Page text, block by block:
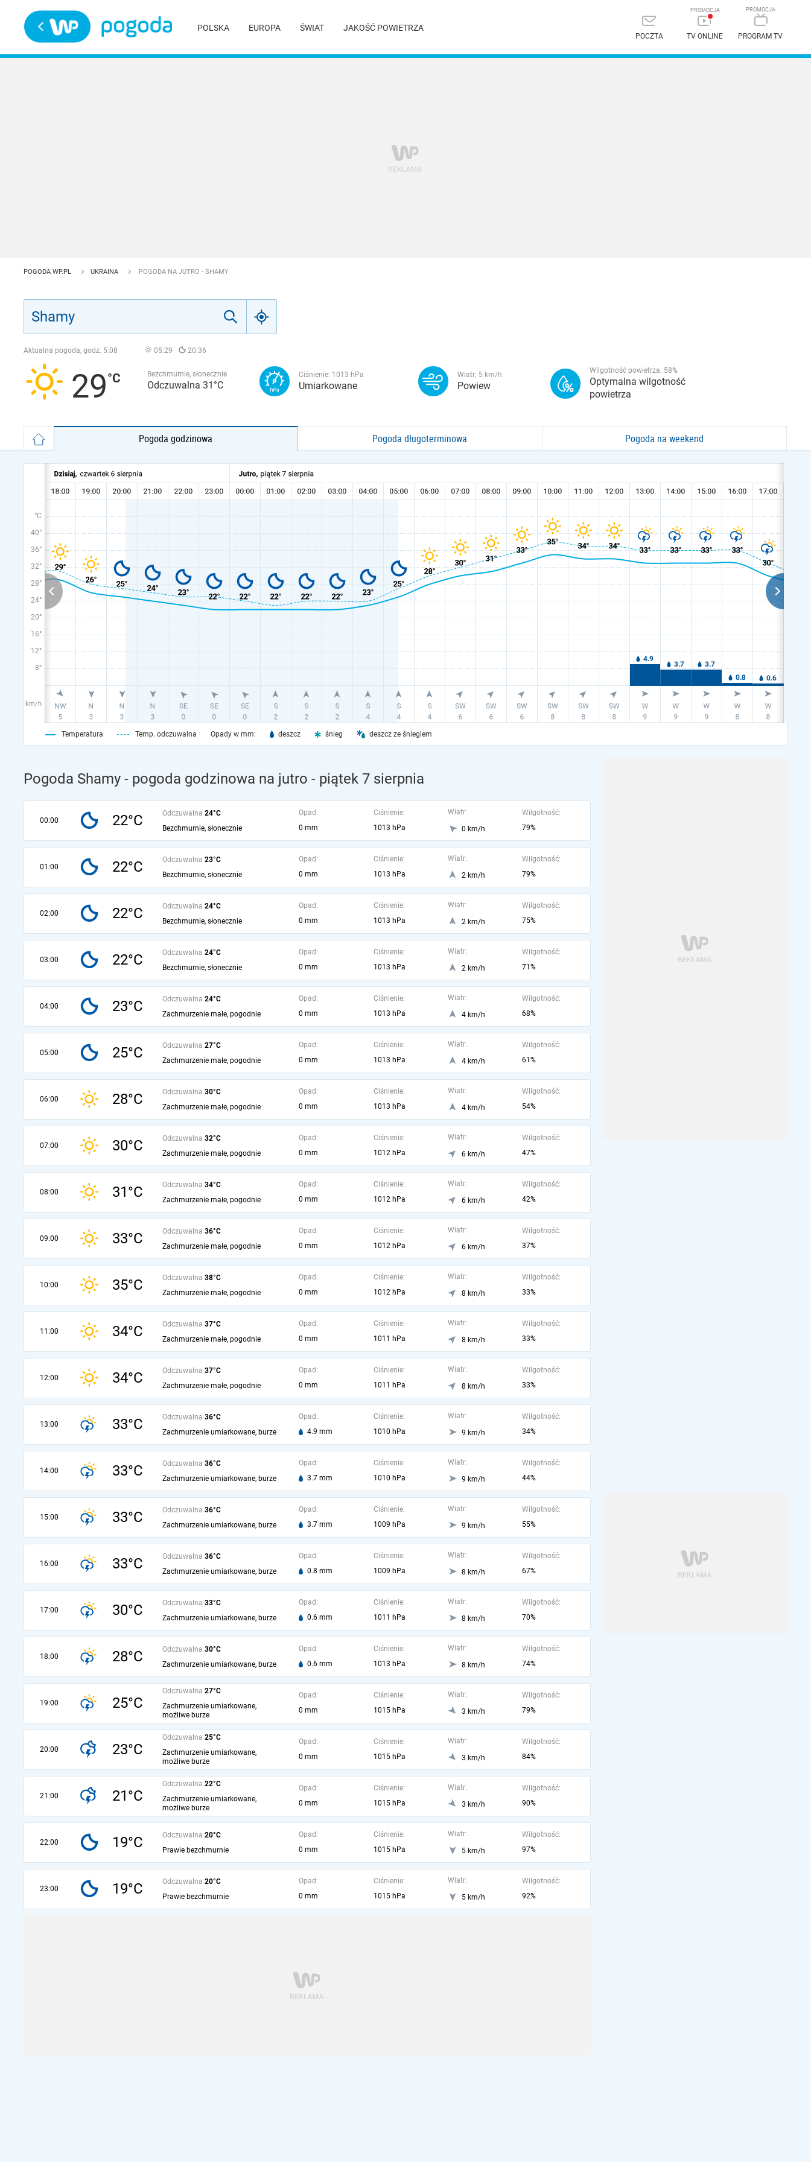
POLSKA EUROPA ŚWIAT JAKOŚĆ POWIETRZA
POCZTA TV ONLINE PROGRAM TV
POGODA WP.PL UKRAINA POGODA NA JUTRO - SHAMY
Aktualna pogoda, godz. 5:08 05:29 20:36
29 Bezchmurnie, słonecznie
Odczuwalna 31°C
Ciśnienie: 1013 hPa
Umiarkowane
Wiatr: 5 km/h
Powiew
Wilgotność powietrza: 58%
Optymalna wilgotność
powietrza
Pogoda godzinowa Pogoda długoterminowa Pogoda na weekend
°C
40°
36°
32°
28°
24°
20°
16°
12°
8°
km/h
Temperatura Temp. odczuwalna Opady w mm: deszcz śnieg deszcz ze śniegiem
Pogoda Shamy - pogoda godzinowa na jutro - piątek 7 sierpnia
00:00 22°C Odczuwalna 24°C
Bezchmurnie, słonecznie
Opad:
0 mm
Ciśnienie:
1013 hPa
Wiatr:
0 km/h
Wilgotność:
79%
01:00 22°C Odczuwalna 23°C
Bezchmurnie, słonecznie
Opad:
0 mm
Ciśnienie:
1013 hPa
Wiatr:
2 km/h
Wilgotność:
79%
02:00 22°C Odczuwalna 24°C
Bezchmurnie, słonecznie
Opad:
0 mm
Ciśnienie:
1013 hPa
Wiatr:
2 km/h
Wilgotność:
75%
03:00 22°C Odczuwalna 24°C
Bezchmurnie, słonecznie
Opad:
0 mm
Ciśnienie:
1013 hPa
Wiatr:
2 km/h
Wilgotność:
71%
04:00 23°C Odczuwalna 24°C
Zachmurzenie małe, pogodnie
Opad:
0 mm
Ciśnienie:
1013 hPa
Wiatr:
4 km/h
Wilgotność:
68%
05:00 25°C Odczuwalna 27°C
Zachmurzenie małe, pogodnie
Opad:
0 mm
Ciśnienie:
1013 hPa
Wiatr:
4 km/h
Wilgotność:
61%
06:00 28°C Odczuwalna 30°C
Zachmurzenie małe, pogodnie
Opad:
0 mm
Ciśnienie:
1013 hPa
Wiatr:
4 km/h
Wilgotność:
54%
07:00 30°C Odczuwalna 32°C
Zachmurzenie małe, pogodnie
Opad:
0 mm
Ciśnienie:
1012 hPa
Wiatr:
6 km/h
Wilgotność:
47%
08:00 31°C Odczuwalna 34°C
Zachmurzenie małe, pogodnie
Opad:
0 mm
Ciśnienie:
1012 hPa
Wiatr:
6 km/h
Wilgotność:
42%
09:00 33°C Odczuwalna 36°C
Zachmurzenie małe, pogodnie
Opad:
0 mm
Ciśnienie:
1012 hPa
Wiatr:
6 km/h
Wilgotność:
37%
10:00 35°C Odczuwalna 38°C
Zachmurzenie małe, pogodnie
Opad:
0 mm
Ciśnienie:
1012 hPa
Wiatr:
8 km/h
Wilgotność:
33%
11:00 34°C Odczuwalna 37°C
Zachmurzenie małe, pogodnie
Opad:
0 mm
Ciśnienie:
1011 hPa
Wiatr:
8 km/h
Wilgotność:
33%
12:00 34°C Odczuwalna 37°C
Zachmurzenie małe, pogodnie
Opad:
0 mm
Ciśnienie:
1011 hPa
Wiatr:
8 km/h
Wilgotność:
33%
13:00 33°C Odczuwalna 36°C
Zachmurzenie umiarkowane, burze
Opad:
4.9 mm
Ciśnienie:
1010 hPa
Wiatr:
9 km/h
Wilgotność:
34%
14:00 33°C Odczuwalna 36°C
Zachmurzenie umiarkowane, burze
Opad:
3.7 mm
Ciśnienie:
1010 hPa
Wiatr:
9 km/h
Wilgotność:
44%
15:00 33°C Odczuwalna 36°C
Zachmurzenie umiarkowane, burze
Opad:
3.7 mm
Ciśnienie:
1009 hPa
Wiatr:
9 km/h
Wilgotność:
55%
16:00 33°C Odczuwalna 36°C
Zachmurzenie umiarkowane, burze
Opad:
0.8 mm
Ciśnienie:
1009 hPa
Wiatr:
8 km/h
Wilgotność:
67%
17:00 30°C Odczuwalna 33°C
Zachmurzenie umiarkowane, burze
Opad:
0.6 mm
Ciśnienie:
1011 hPa
Wiatr:
8 km/h
Wilgotność:
70%
18:00 28°C Odczuwalna 30°C
Zachmurzenie umiarkowane, burze
Opad:
0.6 mm
Ciśnienie:
1013 hPa
Wiatr:
8 km/h
Wilgotność:
74%
19:00 25°C
Odczuwalna 27°C
Zachmurzenie umiarkowane,
możliwe burze
Opad:
0 mm
Ciśnienie:
1015 hPa
Wiatr:
3 km/h
Wilgotność:
79%
20:00 23°C
Odczuwalna 25°C
Zachmurzenie umiarkowane,
możliwe burze
Opad:
0 mm
Ciśnienie:
1015 hPa
Wiatr:
3 km/h
Wilgotność:
84%
21:00 21°C
Odczuwalna 22°C
Zachmurzenie umiarkowane,
możliwe burze
Opad:
0 mm
Ciśnienie:
1015 hPa
Wiatr:
3 km/h
Wilgotność:
90%
22:00 19°C Odczuwalna 20°C
Prawie bezchmurnie
Opad:
0 mm
Ciśnienie:
1015 hPa
Wiatr:
5 km/h
Wilgotność:
97%
23:00 19°C Odczuwalna 20°C
Prawie bezchmurnie
Opad:
0 mm
Ciśnienie:
1015 hPa
Wiatr:
5 km/h
Wilgotność:
92%